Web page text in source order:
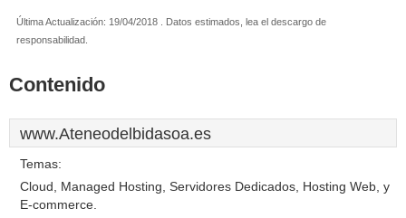
Última Actualización: 19/04/2018 . Datos estimados, lea el descargo de
responsabilidad.
Contenido
www.Ateneodelbidasoa.es
Temas:
Cloud, Managed Hosting, Servidores Dedicados, Hosting Web, y
E-commerce.